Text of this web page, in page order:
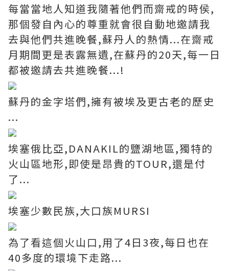
每當當地人知道我隨著他們而齋戒的時侯,
那個發自內心的尊重就會很自動地邀請我
去與他們共進晚餐,蘇丹人的熱情...在齋戒
月期間更是表露無遺,在蘇丹的20天,每一日
都被邀請去共進晚餐...!
蘇丹的金字塔們,擁有被埃及更古老的歷史
...
埃塞俄比亞,DANAKIL的鹽湖地區,獨特的
火山區地形,即使是昂貴的TOUR,還是付
了...
埃塞少數民族,大口族MURSI
為了看這個火山口,用了4日3夜,每日也在
40多度的環境下走路...